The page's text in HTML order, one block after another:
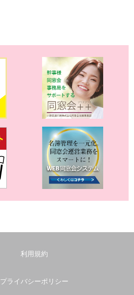
利用規約
プライバシーポリシー